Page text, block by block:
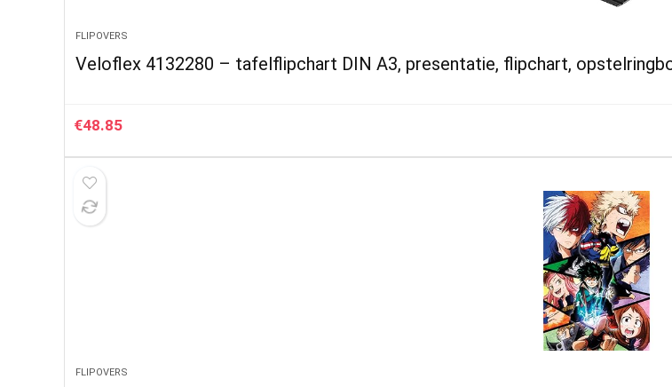
FLIPOVERS
Veloflex 4132280 – tafelflipchart DIN A3, presentatie, flipchart,
€48.85
FLIPOVERS